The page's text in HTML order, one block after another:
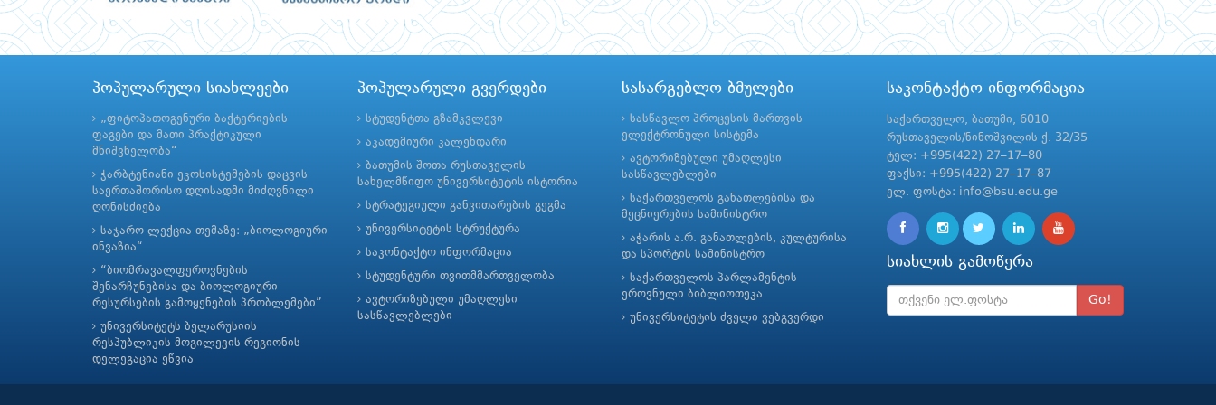
პოპულარული სიახლეები
„ფიტოპათოგენური ბაქტერიების
ფაგები და მათი პრაქტიკული
მნიშვნელობა“
ჭარბტენიანი ეკოსისტემების დაცვის
საერთაშორისო დღისადმი მიძღვნილი
ღონისძიება
საჯარო ლექცია თემაზე: „ბიოლოგიური
ინვაზია“
“ბიომრავალფეროვნების
შენარჩუნებისა და ბიოლოგიური
რესურსების გამოყენების პრობლემები”
უნივერსიტეტს ბელარუსიის
რესპუბლიკის მოგილევის რეგიონის
დელეგაცია ეწვია
პოპულარული გვერდები
სტუდენტთა გზამკვლევი
აკადემიური კალენდარი
ბათუმის შოთა რუსთაველის
სახელმწიფო უნივერსიტეტის ისტორია
სტრატეგიული განვითარების გეგმა
უნივერსიტეტის სტრუქტურა
საკონტაქტო ინფორმაცია
სტუდენტური თვითმმართველობა
ავტორიზებული უმაღლესი
სასწავლებლები
სასარგებლო ბმულები
სასწავლო პროცესის მართვის
ელექტრონული სისტემა
ავტორიზებული უმაღლესი
სასწავლებლები
საქართველოს განათლებისა და
მეცნიერების სამინისტრო
აჭარის ა.რ. განათლების, კულტურისა
და სპორტის სამინისტრო
საქართველოს პარლამენტის
ეროვნული ბიბლიოთეკა
უნივერსიტეტის ძველი ვებგვერდი
საკონტაქტო ინფორმაცია
საქართველო, ბათუმი, 6010
რუსთაველის/ნინოშვილის ქ. 32/35
ტელ: +995(422) 27–17–80
ფაქსი: +995(422) 27–17–87
ელ. ფოსტა: info@bsu.edu.ge
სიახლის გამოწერა
Go!